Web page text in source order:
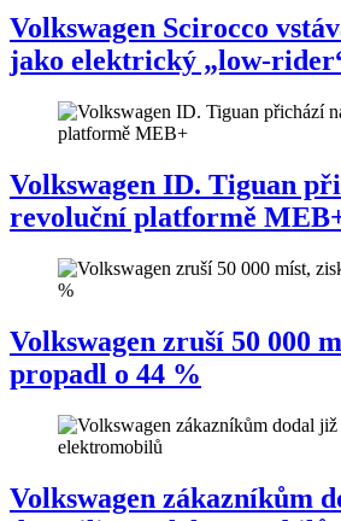
Volkswagen Scirocco
jako elektrický „low-
Volkswagen ID. Tiguan
revoluční platformě
Volkswagen zruší 50 000
propadl o 44 %
Volkswagen zákazníkům